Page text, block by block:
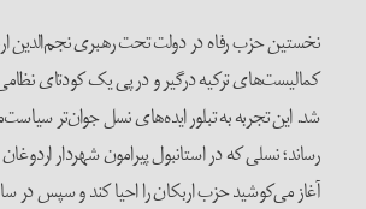
نخستین حزب رفاه در دولت تحت رهبری نجم‌الدین
شد. این تجربه به تبلور ایده‌های نسل جوان‌تر
رساند؛ نسلی که در استانبول پیرامون شهردار اردوغان